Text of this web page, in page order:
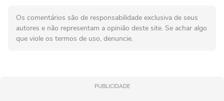
Os comentários são de responsabilidade exclusiva de seus
autores e não representam a opinião deste site. Se achar algo
que viole os termos de uso, denuncie.
PUBLICIDADE